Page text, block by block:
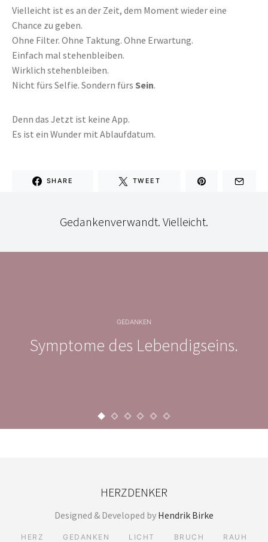
Vielleicht ist es an der Zeit, dem Moment wieder eine
Chance zu geben.
Ohne Filter. Ohne Taktung. Ohne Erwartung.
Einfach mal stehenbleiben.
Wirklich stehenbleiben.
Nicht fürs Selfie. Sondern fürs Sein.
Denn das Jetzt ist keine App.
Es ist ein Wunder mit Ablaufdatum.
SHARE TWEET
Gedankenverwandt. Vielleicht.
GEDANKEN
Symptome des Lebendigseins.
HERZDENKER
HERZ GEDANKEN LICHT BRUCH RAUH
Designed & Developed by Hendrik Birke